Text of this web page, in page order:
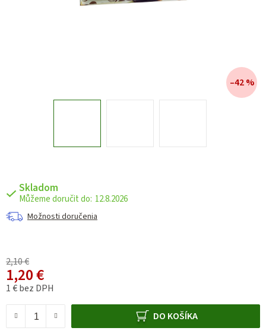
Skladom
12.8.2026
Možnosti doručenia
2,10 €
1,20 €
1 € bez DPH
DO KOŠÍKA
–42 %